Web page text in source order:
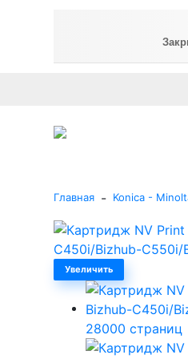
Главная - Konica -
Увеличить